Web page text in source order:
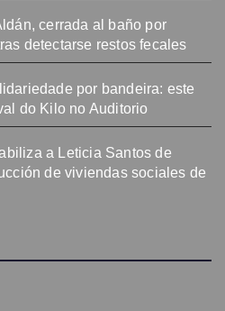
cerrada al baño por
detectarse restos fecales
por bandeira: este
do Kilo no Auditorio
a Leticia Santos de
de viviendas sociales de